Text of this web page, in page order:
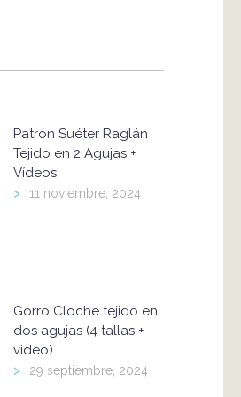
Patrón Suéter Raglán
Tejido en 2 Agujas +
Vídeos
> 11 noviembre, 2024
Gorro Cloche tejido en
dos agujas (4 tallas +
video)
> 29 septiembre, 2024